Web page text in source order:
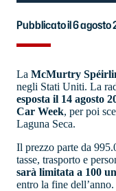
Pubblicato il 6 agosto
La McMurtry
negli Stati Uniti. La
esposta il 14 agosto
Car Week, per poi
Laguna Seca.
Il prezzo parte da
tasse, trasporto e
sarà limitata a 100
entro la fine dell’anno.